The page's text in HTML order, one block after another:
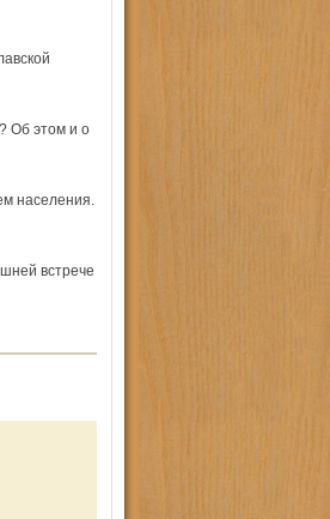
Об этом и о
населения.
встрече